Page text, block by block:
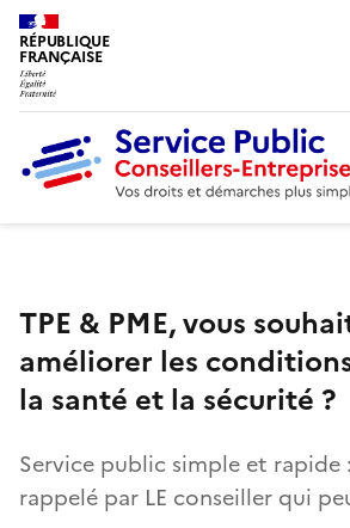
RÉPUBLIQUE
FRANÇAISE
TPE & PME, vous
améliorer les
la santé et la sécurité ?
Service public simple et rapide
rappelé par LE conseiller qui